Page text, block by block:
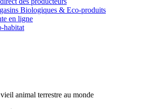
Biologiques & Eco-produits
en ligne
habitat